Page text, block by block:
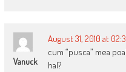
Vanuck
August 31, 2010 at
cum “pusca” mea
hal?